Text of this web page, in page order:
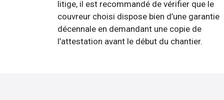
litige, il est recommandé de vérifier que le
couvreur choisi dispose bien d’une garantie
décennale en demandant une copie de
l’attestation avant le début du chantier.